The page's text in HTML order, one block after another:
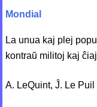
Mondial
La unua kaj plej
kontraŭ militoj kaj
A. LeQuint, Ĵ. Le Puil